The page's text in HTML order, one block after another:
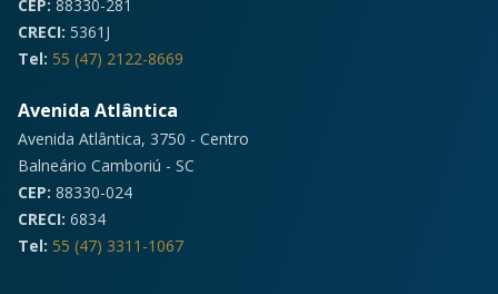
CEP: 88330-281
CRECI: 5361J
Tel: 55 (47) 2122-8669
Avenida Atlântica
Avenida Atlântica, 3750 - Centro
Balneário Camboriú - SC
CEP: 88330-024
CRECI: 6834
Tel: 55 (47) 3311-1067